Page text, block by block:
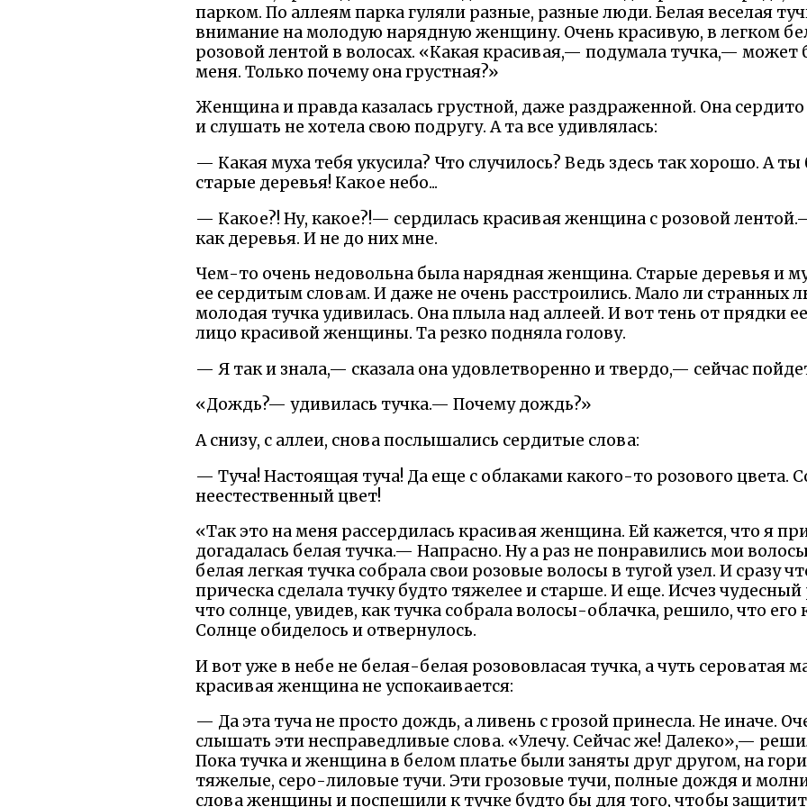
парком. По аллеям парка гуляли разные, разные люди. Белая веселая
внимание на молодую нарядную женщину. Очень красивую, в легком
розовой лентой в волосах. «Какая красивая,— подумала тучка,— может
меня. Только почему она грустная?»
Женщина и правда казалась грустной, даже раздраженной. Она сердито
и слушать не хотела свою подругу. А та все удивлялась:
— Какая муха тебя укусила? Что случилось? Ведь здесь так хорошо. А
старые деревья! Какое небо...
— Какое?! Ну, какое?!— сердилась красивая женщина с розовой
как деревья. И не до них мне.
Чем-то очень недовольна была нарядная женщина. Старые деревья и
ее сердитым словам. И даже не очень расстроились. Мало ли странных
молодая тучка удивилась. Она плыла над аллеей. И вот тень от прядки
лицо красивой женщины. Та резко подняла голову.
— Я так и знала,— сказала она удовлетворенно и твердо,— сейчас
«Дождь?— удивилась тучка.— Почему дождь?»
А снизу, с аллеи, снова послышались сердитые слова:
— Туча! Настоящая туча! Да еще с облаками какого-то розового цвета.
неестественный цвет!
«Так это на меня рассердилась красивая женщина. Ей кажется, что я
догадалась белая тучка.— Напрасно. Ну а раз не понравились мои
белая легкая тучка собрала свои розовые волосы в тугой узел. И сразу
прическа сделала тучку будто тяжелее и старше. И еще. Исчез
что солнце, увидев, как тучка собрала волосы-облачка, решило, что его
Солнце обиделось и отвернулось.
И вот уже в небе не белая-белая розововласая тучка, а чуть сероватая
красивая женщина не успокаивается:
— Да эта туча не просто дождь, а ливень с грозой принесла. Не иначе.
слышать эти несправедливые слова. «Улечу. Сейчас же! Далеко»,—
Пока тучка и женщина в белом платье были заняты друг другом, на
тяжелые, серо-лиловые тучи. Эти грозовые тучи, полные дождя и
слова женщины и поспешили к тучке будто бы для того, чтобы